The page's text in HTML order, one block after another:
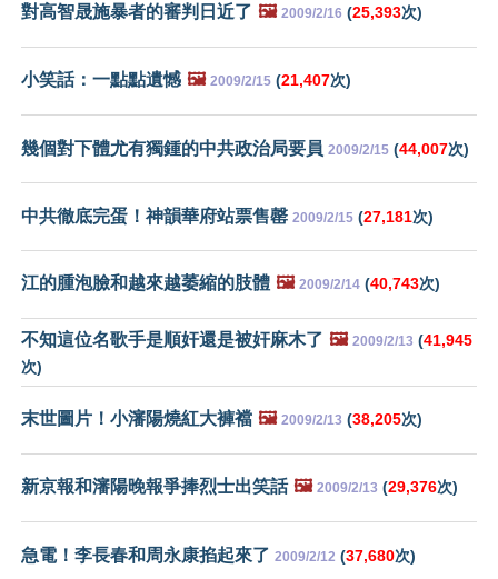
對高智晟施暴者的審判日近了 🖼️ 2009/2/16 (25,393次)
小笑話：一點點遺憾 🖼️ 2009/2/15 (21,407次)
幾個對下體尤有獨鍾的中共政治局要員 2009/2/15 (44,007次)
中共徹底完蛋！神韻華府站票售罄 2009/2/15 (27,181次)
江的腫泡臉和越來越萎縮的肢體 🖼️ 2009/2/14 (40,743次)
不知這位名歌手是順奸還是被奸麻木了 🖼️ 2009/2/13 (41,945
次)
末世圖片！小瀋陽燒紅大褲襠 🖼️ 2009/2/13 (38,205次)
新京報和瀋陽晚報爭捧烈士出笑話 🖼️ 2009/2/13 (29,376次)
急電！李長春和周永康掐起來了 2009/2/12 (37,680次)